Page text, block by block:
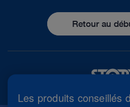
Les produits conseillés
Retour au